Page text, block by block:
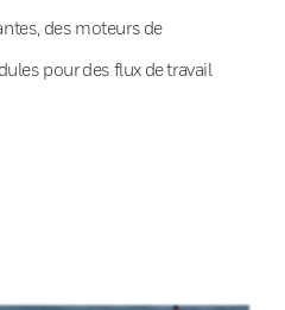
des moteurs de
pour des flux de travail